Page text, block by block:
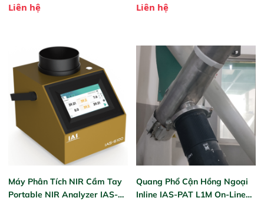
được chứng minh với sự đơn giản
trước đó. Nhưng so với các phiên
bản trước, FPA touch! nhỏ hơn và
nhẹ hơn đáng kể, đồng thời được
nâng cấp với các tính năng mới.
Liên hệ
được chứng minh với sự đơn giản
trước đó. Nhưng so với các phiên
bản trước, FPA touch! nhỏ hơn và
nhẹ hơn đáng kể, đồng thời được
nâng cấp với các tính năng mới.
Liên hệ
Máy Phân Tích NIR Cầm Tay
Portable NIR Analyzer IAS-
Quang Phổ Cận Hồng Ngoại
Inline IAS-PAT L1M On-Line